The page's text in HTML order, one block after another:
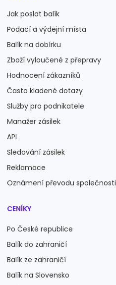
Jak poslat balík
Podací a výdejní místa
Balík na dobírku
Zboží vyloučené z přepravy
Hodnocení zákazníků
Často kladené dotazy
Služby pro podnikatele
Manažer zásilek
API
Sledování zásilek
Reklamace
Oznámení převodu společnosti
CENÍKY
Po České republice
Balík do zahraničí
Balík ze zahraničí
Balík na Slovensko